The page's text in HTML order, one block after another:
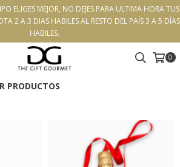
ELIGES MEJOR, NO DEJES PARA ULTIMA HORA TUS
2 A 3 DIAS HABILES AL RESTO DEL PAÍS 3 A 5 DÍAS
HABILES.
0
PRODUCTOS